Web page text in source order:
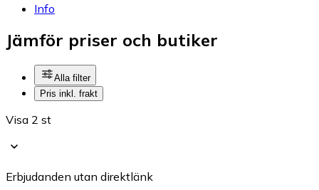
Info
Jämför priser och butiker
Alla filter
Pris inkl. frakt
Visa 2 st
Erbjudanden utan direktlänk